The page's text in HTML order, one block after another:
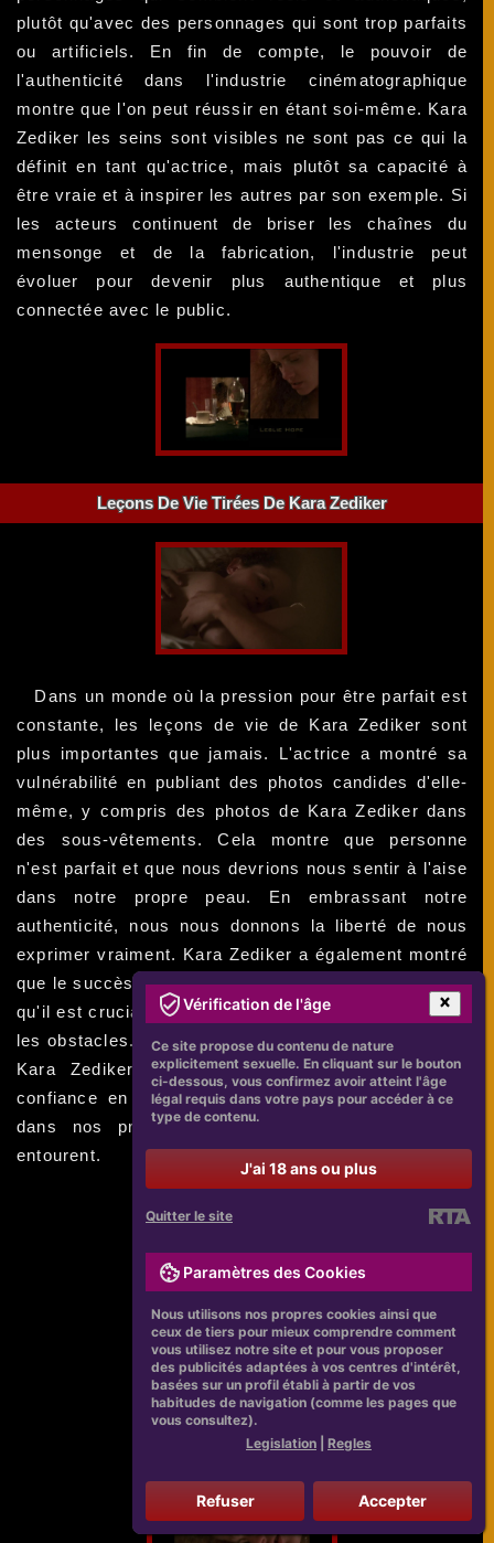
plutôt qu'avec des personnages qui sont trop parfaits
ou artificiels. En fin de compte, le pouvoir de
l'authenticité dans l'industrie cinématographique
montre que l'on peut réussir en étant soi-même. Kara
Zediker les seins sont visibles ne sont pas ce qui la
définit en tant qu'actrice, mais plutôt sa capacité à
être vraie et à inspirer les autres par son exemple. Si
les acteurs continuent de briser les chaînes du
mensonge et de la fabrication, l'industrie peut
évoluer pour devenir plus authentique et plus
connectée avec le public.
Leçons De Vie Tirées De Kara Zediker
Dans un monde où la pression pour être parfait est
constante, les leçons de vie de Kara Zediker sont
plus importantes que jamais. L'actrice a montré sa
vulnérabilité en publiant des photos candides d'elle-
même, y compris des photos de Kara Zediker dans
des sous-vêtements. Cela montre que personne
n'est parfait et que nous devrions nous sentir à l'aise
dans notre propre peau. En embrassant notre
authenticité, nous nous donnons la liberté de nous
exprimer vraiment. Kara Zediker a également montré
que le succès peut prendre de nombreuses formes et
qu'il est crucial de poursuivre nos rêves, peu importe
les obstacles. En fin de compte, les leçons de vie de
Kara Zediker nous rappellent l'importance de la
confiance en soi, de la résilience et de l'empathie
dans nos propres vies et pour ceux qui nous
entourent.
Vérification de l'âge
Ce site propose du contenu de nature
explicitement sexuelle. En cliquant sur le bouton
ci-dessous, vous confirmez avoir atteint l'âge
légal requis dans votre pays pour accéder à ce
type de contenu.
J'ai 18 ans ou plus
Quitter le site
Paramètres des Cookies
Nous utilisons nos propres cookies ainsi que
ceux de tiers pour mieux comprendre comment
vous utilisez notre site et pour vous proposer
des publicités adaptées à vos centres d'intérêt,
basées sur un profil établi à partir de vos
habitudes de navigation (comme les pages que
vous consultez).
Legislation
Regles
Refuser Accepter